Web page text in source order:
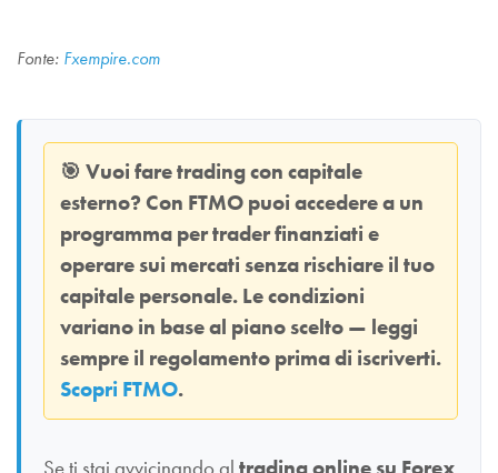
Fonte: Fxempire.com
🎯 Vuoi fare trading con capitale
esterno? Con FTMO puoi accedere a un
programma per trader finanziati e
operare sui mercati senza rischiare il tuo
capitale personale. Le condizioni
variano in base al piano scelto — leggi
sempre il regolamento prima di iscriverti.
Scopri FTMO.